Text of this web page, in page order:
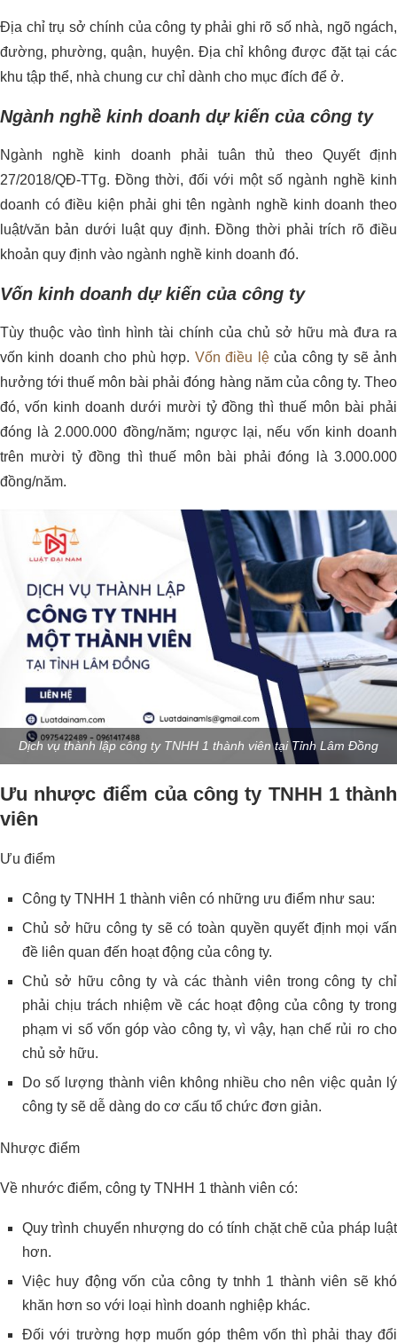
Địa chỉ trụ sở chính của công ty phải ghi rõ số nhà, ngõ ngách,
đường, phường, quận, huyện. Địa chỉ không được đặt tại các
khu tập thể, nhà chung cư chỉ dành cho mục đích để ở.
Ngành nghề kinh doanh dự kiến của công ty
Ngành nghề kinh doanh phải tuân thủ theo Quyết định
27/2018/QĐ-TTg. Đồng thời, đối với một số ngành nghề kinh
doanh có điều kiện phải ghi tên ngành nghề kinh doanh theo
luật/văn bản dưới luật quy định. Đồng thời phải trích rõ điều
khoản quy định vào ngành nghề kinh doanh đó.
Vốn kinh doanh dự kiến của công ty
Tùy thuộc vào tình hình tài chính của chủ sở hữu mà đưa ra
vốn kinh doanh cho phù hợp. Vốn điều lệcủa công ty sẽ ảnh
hưởng tới thuế môn bài phải đóng hàng năm của công ty. Theo
đó, vốn kinh doanh dưới mười tỷ đồng thì thuế môn bài phải
đóng là 2.000.000 đồng/năm; ngược lại, nếu vốn kinh doanh
trên mười tỷ đồng thì thuế môn bài phải đóng là 3.000.000
đồng/năm.
Dịch vụ thành lập công ty TNHH 1 thành viên tại Tỉnh Lâm Đồng
Ưu nhược điểm của công ty TNHH 1 thành
viên
Ưu điểm
Công ty TNHH 1 thành viên có những ưu điểm như sau:
Chủ sở hữu công ty sẽ có toàn quyền quyết định mọi vấn
đề liên quan đến hoạt động của công ty.
Chủ sở hữu công ty và các thành viên trong công ty chỉ
phải chịu trách nhiệm về các hoạt động của công ty trong
phạm vi số vốn góp vào công ty, vì vậy, hạn chế rủi ro cho
chủ sở hữu.
Do số lượng thành viên không nhiều cho nên việc quản lý
công ty sẽ dễ dàng do cơ cấu tổ chức đơn giản.
Nhược điểm
Về nhước điểm, công ty TNHH 1 thành viên có:
Quy trình chuyển nhượng do có tính chặt chẽ của pháp luật
hơn.
Việc huy động vốn của công ty tnhh 1 thành viên sẽ khó
khăn hơn so với loại hình doanh nghiệp khác.
Đối với trường hợp muốn góp thêm vốn thì phải thay đổi